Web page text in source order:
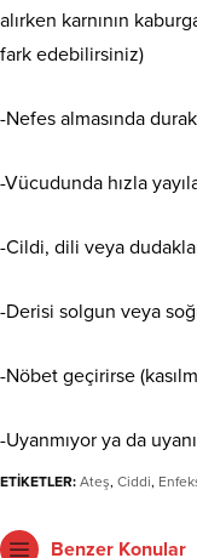
alırken karnının
fark edebilirsiniz)
-Nefes almasında
-Vücudunda hızla
-Cildi, dili veya
-Derisi solgun veya
-Nöbet geçirirse
-Uyanmıyor ya da
ETİKETLER: Ateş, Ciddi,
Benzer Konular